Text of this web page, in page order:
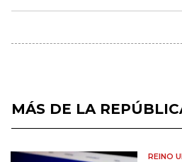
MÁS DE LA
REINO